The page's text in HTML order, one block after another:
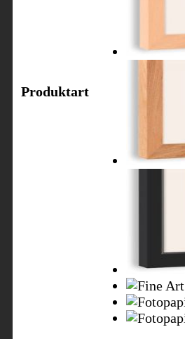
Produktart